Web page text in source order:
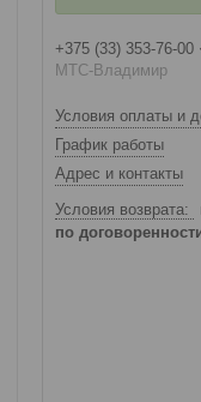
+375 (33) 353-76-00
МТС-Владимир
Условия оплаты и
График работы
Адрес и контакты
по